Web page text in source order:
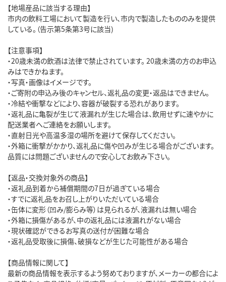
【地場産品に該当する理由】
市内の飲料工場において製造を行い、市内で製造したもののみを提供
している。（告示第5条第3号に該当)
【注意事項】
・20歳未満の飲酒は法律で禁止されています。 20歳未満の方のお申込
みはできかねます。
・写真・画像はイメージです。
・ご寄附の申込み後のキャンセル、返礼品の変更・返品はできません。
・冷結や衝撃などにより、容器が破裂する恐れがあります。
・返礼品に亀裂が生じて液漏れが生じた場合は、飲用せずに速やかに
配送業者へご連絡をお願いします。
・直射日光や高温多湿の場所を避けて保存してください。
・外箱に衝撃がかかり、返礼品に傷や凹みが生じる場合がございます。
品質には問題ございませんので安心してお飲み下さい。
【返品・交換対象外の商品】
・返礼品到着から補償期間の7日が過ぎている場合
・すでに返礼品をお召し上がりいただいている場合
・缶体に変形（凹み/膨らみ等）は見られるが、液漏れは無い場合
・外箱に損傷があるが、中の返礼品には液漏れがない場合
・現状確認ができるお写真の送付が困難な場合
・返礼品受取後に損傷、破損などが生じた可能性がある場合
【商品情報に関して】
最新の商品情報を表示するよう努めておりますが、メーカーの都合によ